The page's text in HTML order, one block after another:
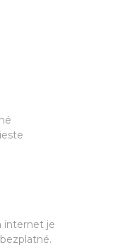
internet je